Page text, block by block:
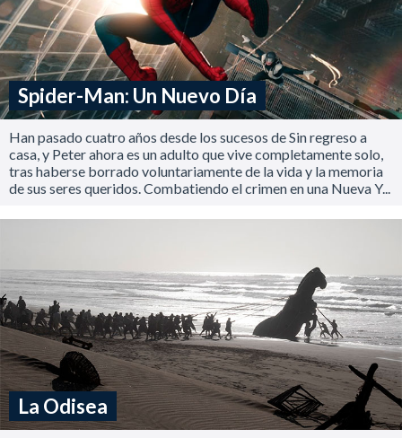
Spider-Man: Un Nuevo Día
Han pasado cuatro años desde los sucesos de Sin regreso a
casa, y Peter ahora es un adulto que vive completamente solo,
tras haberse borrado voluntariamente de la vida y la memoria
de sus seres queridos. Combatiendo el crimen en una Nueva Y...
La Odisea